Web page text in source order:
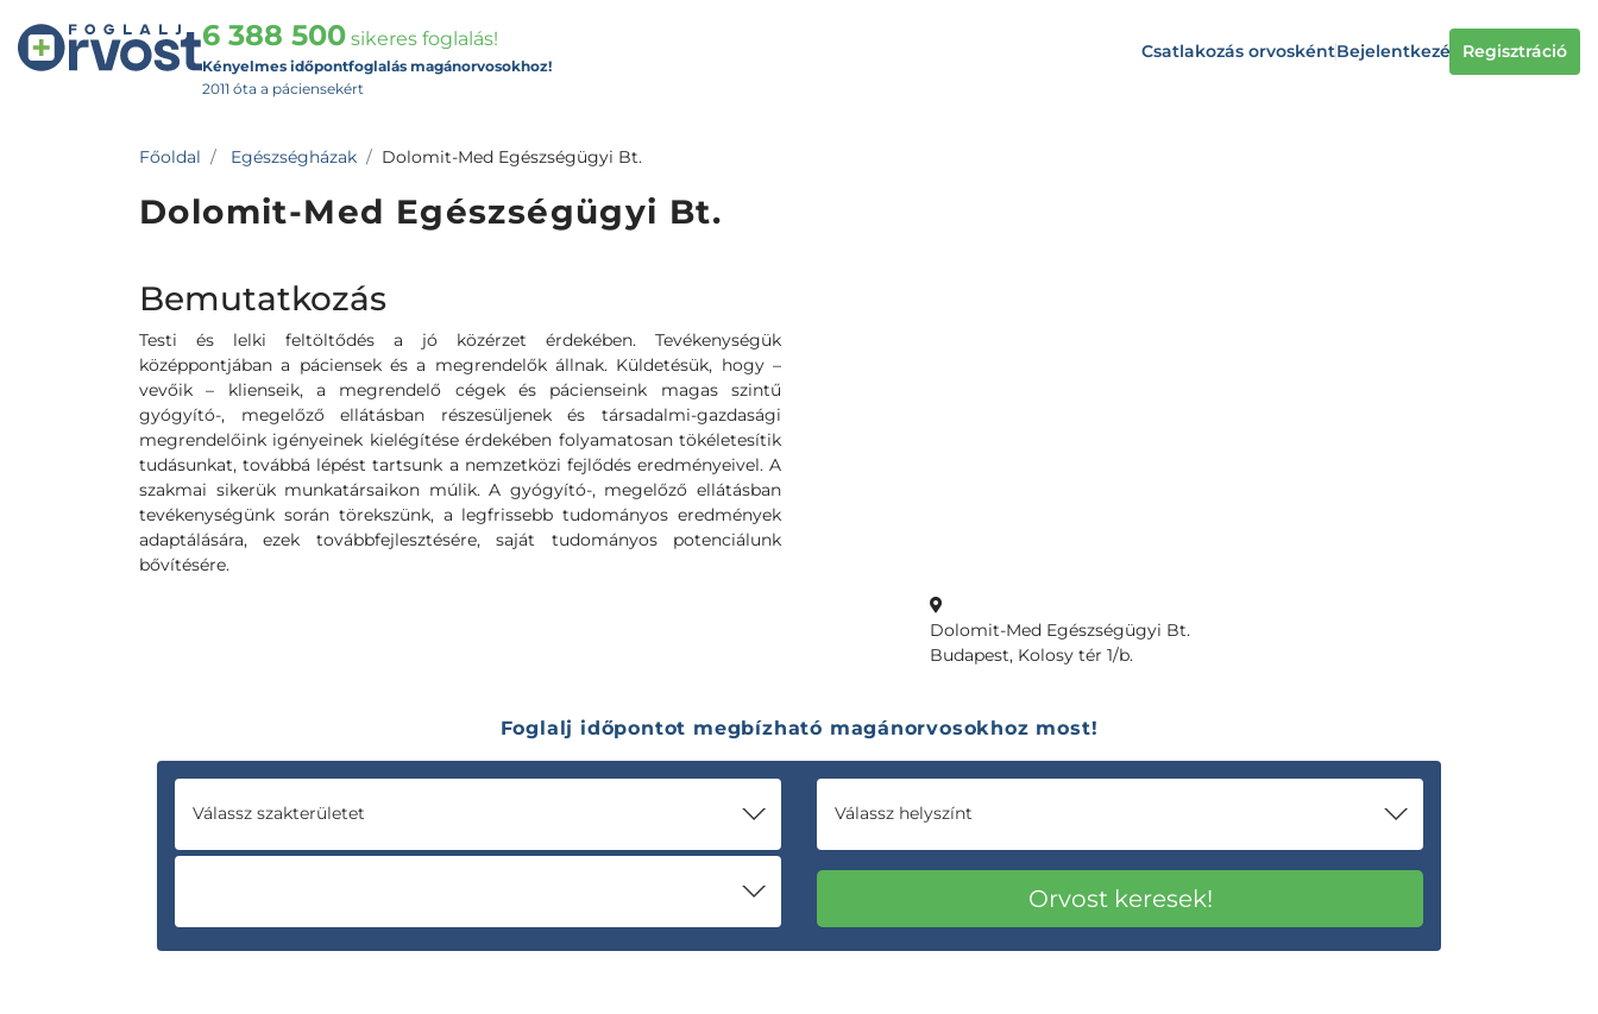
6 388 500 sikeres foglalás!
Kényelmes időpontfoglalás magánorvosokhoz!
2011 óta a páciensekért
Csatlakozás orvoskéntBejelentkezés Regisztráció
Főoldal Egészségházak Dolomit-Med Egészségügyi Bt.
Dolomit-Med Egészségügyi Bt.
Bemutatkozás
Testi és lelki feltöltődés a jó közérzet érdekében. Tevékenységük
középpontjában a páciensek és a megrendelők állnak. Küldetésük, hogy –
vevőik – klienseik, a megrendelő cégek és pácienseink magas szintű
gyógyító-, megelőző ellátásban részesüljenek és társadalmi-gazdasági
megrendelőink igényeinek kielégítése érdekében folyamatosan tökéletesítik
tudásunkat, továbbá lépést tartsunk a nemzetközi fejlődés eredményeivel. A
szakmai sikerük munkatársaikon múlik. A gyógyító-, megelőző ellátásban
tevékenységünk során törekszünk, a legfrissebb tudományos eredmények
adaptálására, ezek továbbfejlesztésére, saját tudományos potenciálunk
bővítésére.
Dolomit-Med Egészségügyi Bt.
Budapest, Kolosy tér 1/b.
Foglalj időpontot megbízható magánorvosokhoz most!
Válassz szakterületet Válassz helyszínt